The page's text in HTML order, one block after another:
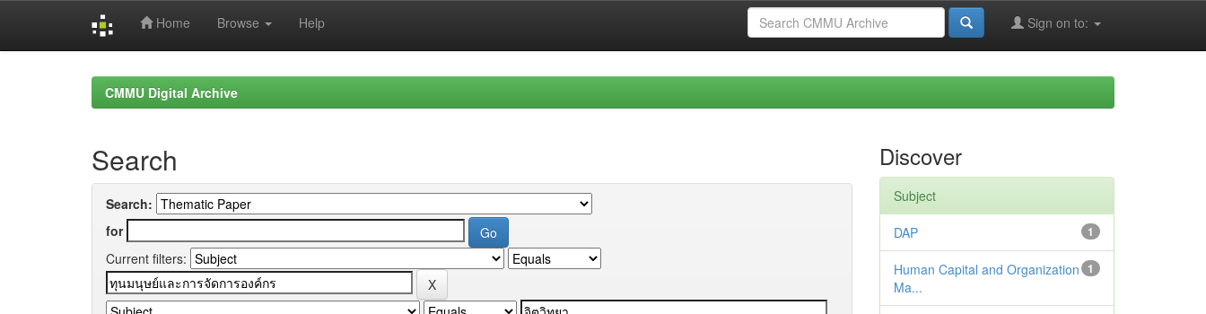
Home Browse Help Sign on to:
CMMU Digital Archive
Search
Search:
for
Current filters:
Discover
Subject
1
DAP
1
Human Capital and Organization
Ma...